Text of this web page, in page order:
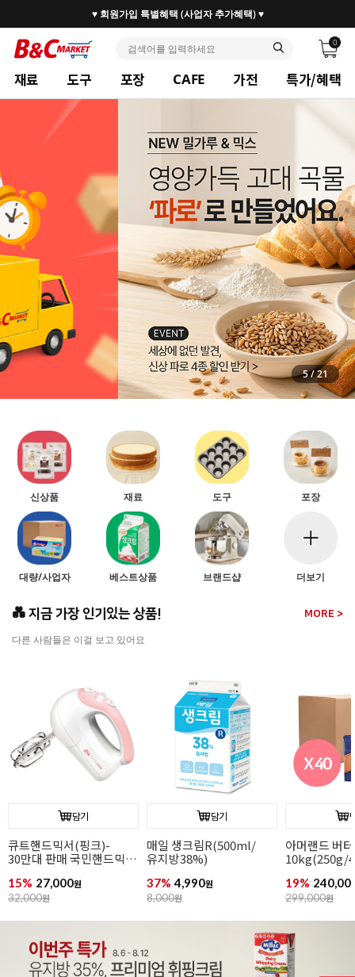
30만 홈베이커 1.2만 사업자가 즐겨찾는 마켓리더
0
재료 도구 포장 CAFE 가전 특가/혜택
5/21
신상품 재료 도구 포장
대량/사업자 베스트상품 브랜드샵 더보기
💑 지금 가장 인기있는 상품! MORE >
다른 사람들은 이걸 보고 있어요
담기
아머랜드 버터
10kg(250g/40개입/
19% 240,000
299,000원
담기
[무배/회원 아이스박스
무료]끼리
크림치즈1kgx12개
21% 234,000
299,900
[칼리바우트]
(1.6kg/ 카카
44.8%/ 바통
8% 42,900원
46,900원